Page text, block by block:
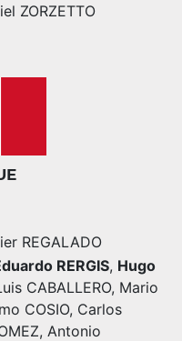
ZORZETTO
REGALADO
RERGIS, Hugo
CABALLERO, Mario
COSIO, Carlos
, Antonio